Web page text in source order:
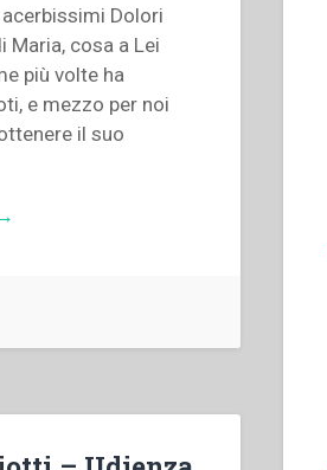
Dolori
Maria, cosa a Lei
più volte ha
e mezzo per noi
il suo
Maria